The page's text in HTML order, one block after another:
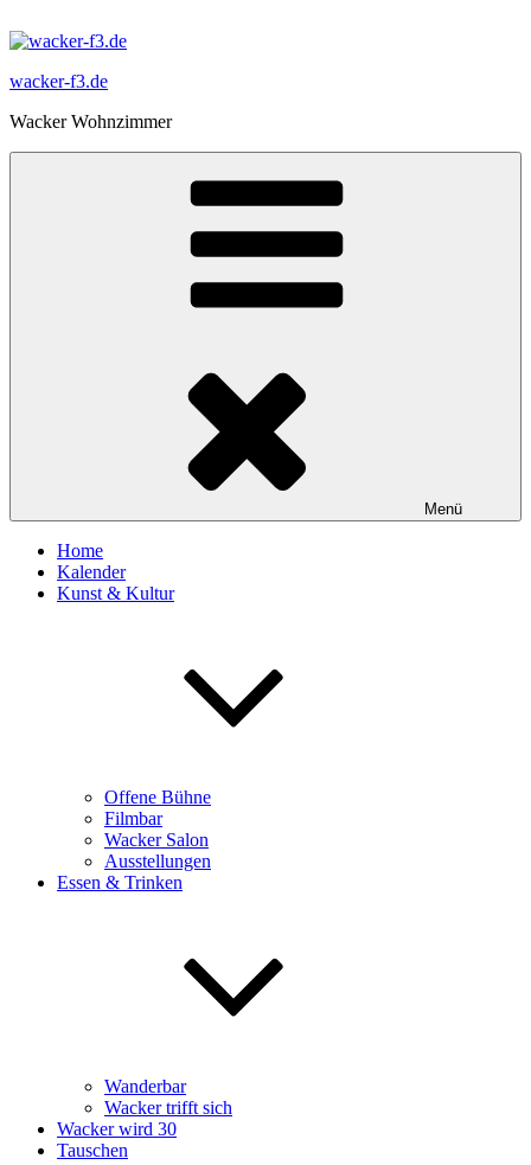
Inhalt
wacker-f3.de
Wacker Wohnzimmer
Menü
Home
Kalender
Kunst & Kultur
Offene Bühne
Filmbar
Wacker Salon
Ausstellungen
Essen & Trinken
Wanderbar
Wacker trifft sich
Wacker wird 30
Tauschen